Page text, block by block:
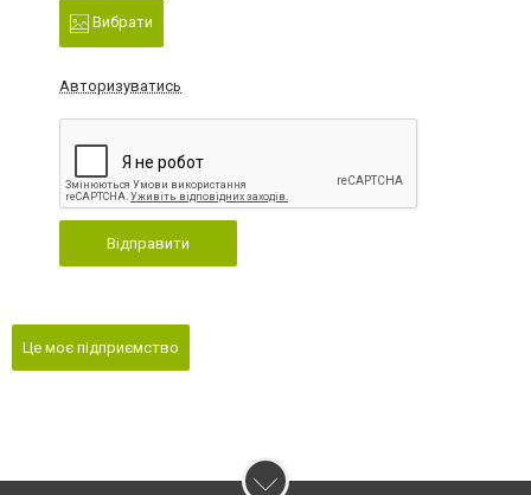
Вибрати
Авторизуватись
Відправити
Це моє підприємство